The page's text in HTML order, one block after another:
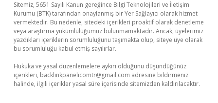
Sitemiz, 5651 Sayılı Kanun gereğince Bilgi Teknolojileri ve İletişim
Kurumu (BTK) tarafından onaylanmış bir Yer Sağlayıcı olarak hizmet
vermektedir. Bu nedenle, sitedeki içerikleri proaktif olarak denetleme
veya araştırma yükümlülüğümüz bulunmamaktadır. Ancak, üyelerimiz
yazdıkları içeriklerin sorumluluğunu taşımakta olup, siteye üye olarak
bu sorumluluğu kabul etmiş sayılırlar.
Hukuka ve yasal düzenlemelere aykırı olduğunu düşündüğünüz
içerikleri, backlinkpanelicomtr@gmail.com adresine bildirmeniz
halinde, ilgili içerikler yasal süre içerisinde sitemizden kaldırılacaktır.